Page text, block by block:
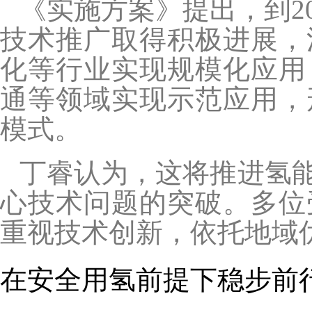
《实施方案》提出，到
技术推广取得积极进展
化等行业实现规模化应
通等领域实现示范应用
模式。
丁睿认为，这将推进氢
心技术问题的突破。多
重视技术创新，依托地域
在安全用氢前提下稳步前